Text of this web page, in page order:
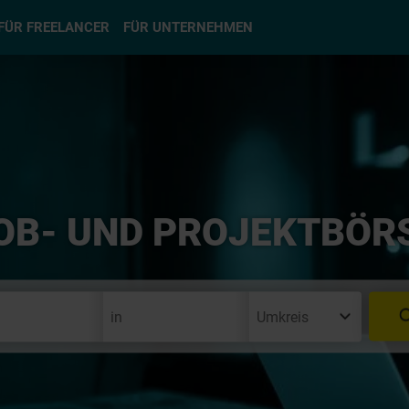
FREELANCER FÜR UNTERNEHMEN
UND